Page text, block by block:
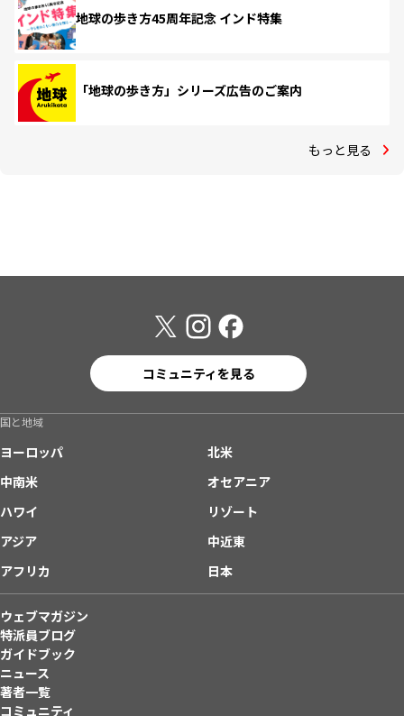
地球の歩き方45周年記念 インド特集
「地球の歩き方」シリーズ広告のご案内
もっと見る
コミュニティを見る
国と地域
ヨーロッパ
北米
中南米
オセアニア
ハワイ
リゾート
アジア
中近東
アフリカ
日本
ウェブマガジン
特派員ブログ
ガイドブック
ニュース
著者一覧
コミュニティ